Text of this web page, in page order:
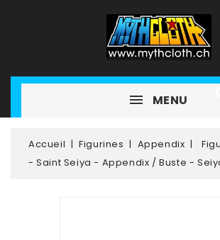
MENU
Accueil Figurines Appendix
- Saint Seiya - Appendix / Buste -